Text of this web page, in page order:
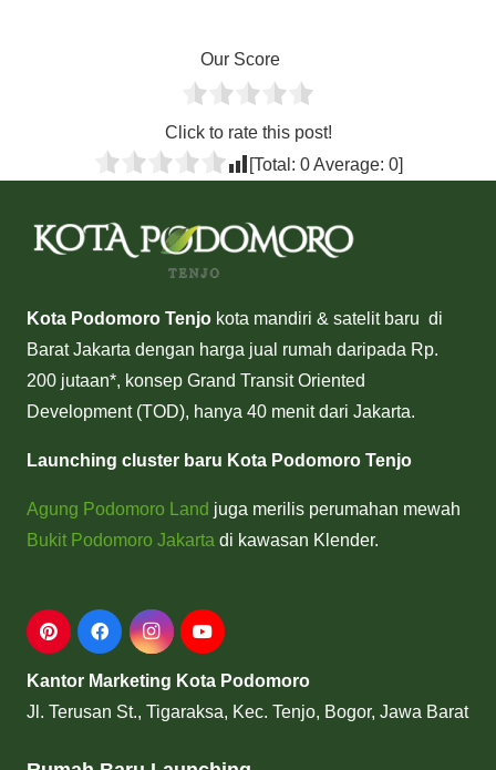
Our Score
Click to rate this post!
[Total: 0Average: 0]
Kota Podomoro Tenjo kota mandiri & satelit baru di
Barat Jakarta dengan harga jual rumah daripada Rp.
200 jutaan*, konsep Grand Transit Oriented
Development (TOD), hanya 40 menit dari Jakarta.
Launching cluster baru Kota Podomoro Tenjo
Agung Podomoro Land juga merilis perumahan mewah
Bukit Podomoro Jakarta di kawasan Klender.
Kantor Marketing Kota Podomoro
Jl. Terusan St., Tigaraksa, Kec. Tenjo, Bogor, Jawa Barat